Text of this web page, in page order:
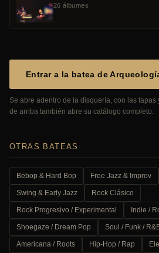
26 álbumes
Entrar a la batea de
Se abre adentro de la disquería, con las tapas
de arriba también abre su catálogo completo.
OTRAS BATEAS
Bebop & Hard Bop Free Jazz & Improv
Swing & Early Jazz Rock Clásico
Rock Progresivo / Experimental Indie /
Shoegaze / Dream Pop Soul / Funk /
Americana / Roots Hip-Hop / Rap